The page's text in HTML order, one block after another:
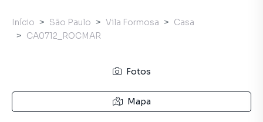
Início São Paulo Vila Formosa
Casa
CA0712_ROCMAR
Fotos
Mapa